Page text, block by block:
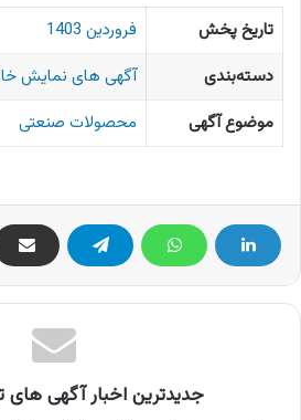
تاریخ پخش
فروردین 1403
دسته‌بندی
آگهی های نمایش
موضوع آگهی
محصولات صنعتی
جدیدترین اخبار آگهی های